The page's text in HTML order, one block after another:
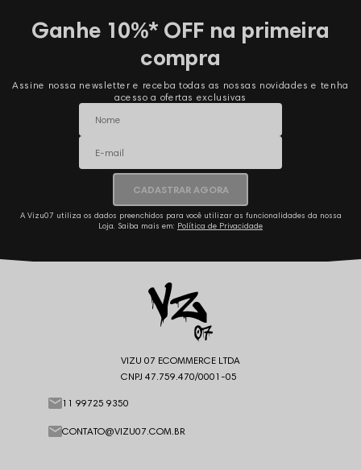
Ganhe 10%* OFF na primeira
compra
Assine nossa newsletter e receba todas as nossas novidades e tenha
acesso a ofertas exclusivas
CADASTRAR AGORA
A Vizu07 utiliza os dados preenchidos para você utilizar as funcionalidades da nossa
Loja. Saiba mais em: Política de Privacidade
VIZU 07 ECOMMERCE LTDA
CNPJ 47.759.470/0001-05
11 99725 9350
CONTATO@VIZU07.COM.BR